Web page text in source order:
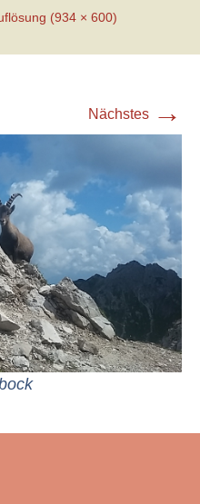
(934 × 600)
Nächstes →